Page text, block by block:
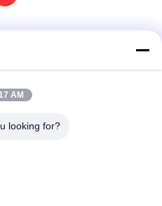
Yinxiu, город Wuxi, Цзянсу,
AM
looking for?